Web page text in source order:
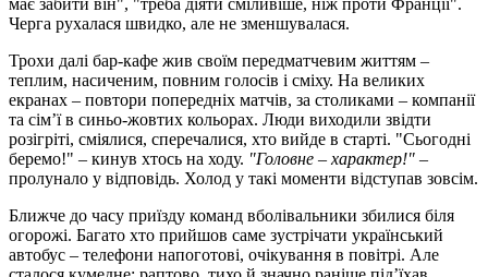
має забити він", "треба діяти сміливіше, ніж проти Франції".
Черга рухалася швидко, але не зменшувалася.
Трохи далі бар-кафе жив своїм передматчевим життям –
теплим, насиченим, повним голосів і сміху. На великих
екранах – повтори попередніх матчів, за столиками – компанії
та сім’ї в синьо-жовтих кольорах. Люди виходили звідти
розігріті, сміялися, сперечалися, хто вийде в старті. "Сьогодні
беремо!" – кинув хтось на ходу. "Головне – характер!" –
пролунало у відповідь. Холод у такі моменти відступав зовсім.
Ближче до часу приїзду команд вболівальники збилися біля
огорожі. Багато хто прийшов саме зустрічати український
автобус – телефони напоготові, очікування в повітрі. Але